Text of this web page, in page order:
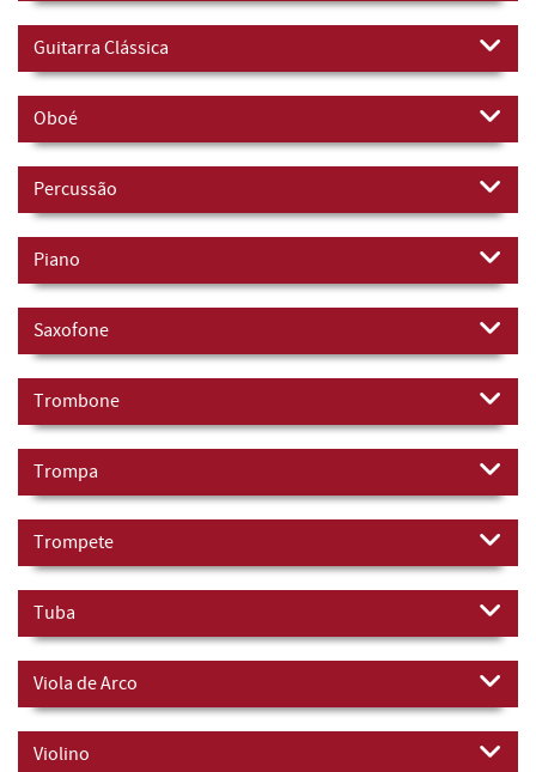
Guitarra Clássica
Oboé
Percussão
Piano
Saxofone
Trombone
Trompa
Trompete
Tuba
Viola de Arco
Violino